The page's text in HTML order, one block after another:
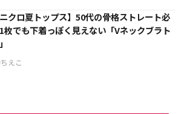
ニクロ夏トップス】50代の骨格ストレート必
枚でも下着っぽく見えない「Vネックブラト
ちえこ